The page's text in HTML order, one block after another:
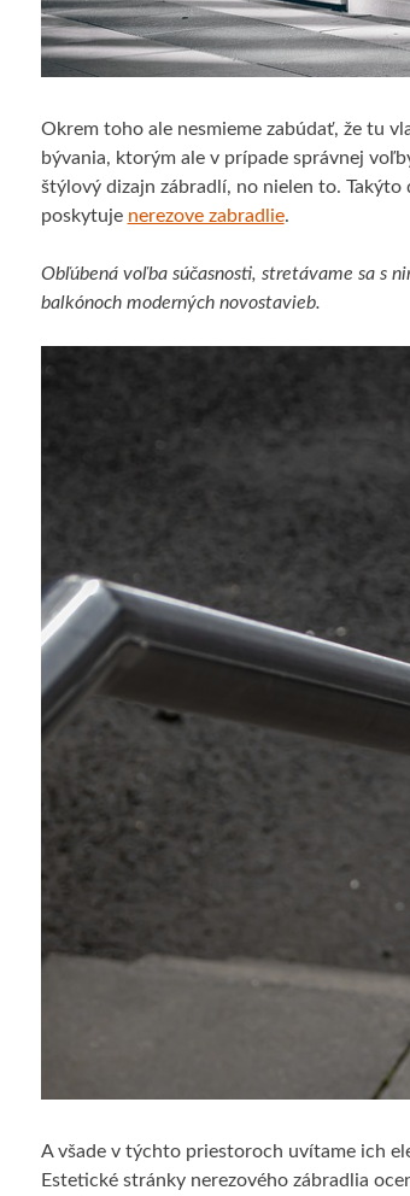
Okrem toho ale nesmieme zabúdať, že tu
bývania, ktorým ale v prípade správnej
štýlový dizajn zábradlí, no nielen to. Takýto
poskytuje nerezove zabradlie.
Obľúbená voľba súčasnosti, stretávame sa s
balkónoch moderných novostavieb.
A všade v týchto priestoroch uvítame ich
Estetické stránky nerezového zábradlia